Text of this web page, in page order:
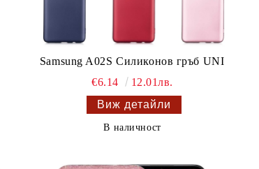
Samsung A02S Силиконов гръб UNI
€6.14
12.01лв.
Виж детайли
В наличност